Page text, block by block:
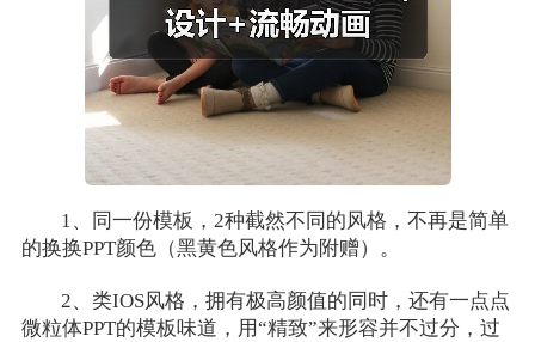
1、同一份模板，2种截然不同的风格，不再是简单
的换换PPT颜色（黑黄色风格作为附赠）。
2、类IOS风格，拥有极高颜值的同时，还有一点点
微粒体PPT的模板味道，用“精致”来形容并不过分，过